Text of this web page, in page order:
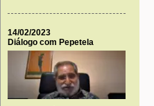
14/02/2023
Diálogo com Pepetela